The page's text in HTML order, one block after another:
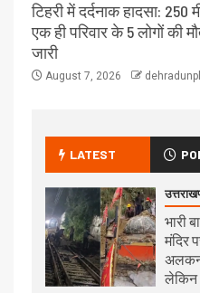
टिहरी में दर्दनाक हादसा: 250
एक ही परिवार के 5 लोगों की
जारी
August 7, 2026
LATEST
भारी
मंदिर
लेकिन